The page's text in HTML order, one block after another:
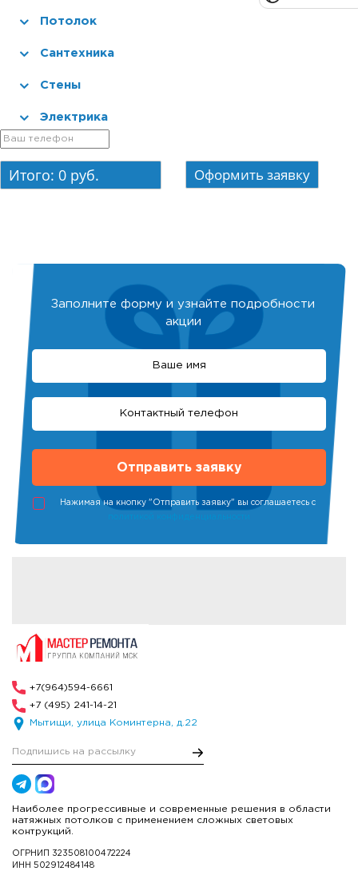
Потолок
Сантехника
Стены
Электрика
Итого: 0руб.
Заполните форму и узнайте подробности
акции
Нажимая на кнопку "Отправить заявку" вы соглашаетесь с
политикой конфиденциальности
+7(964)594-6661
+7 (495) 241-14-21
Мытищи, улица Коминтерна, д.22
Наиболее прогрессивные и современные решения в области
натяжных потолков с применением сложных световых
контрукций.
ОГРНИП 323508100472224
ИНН 502912484148